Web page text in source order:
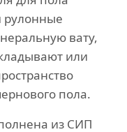
рулонные
вату,
или
пола.
из СИП